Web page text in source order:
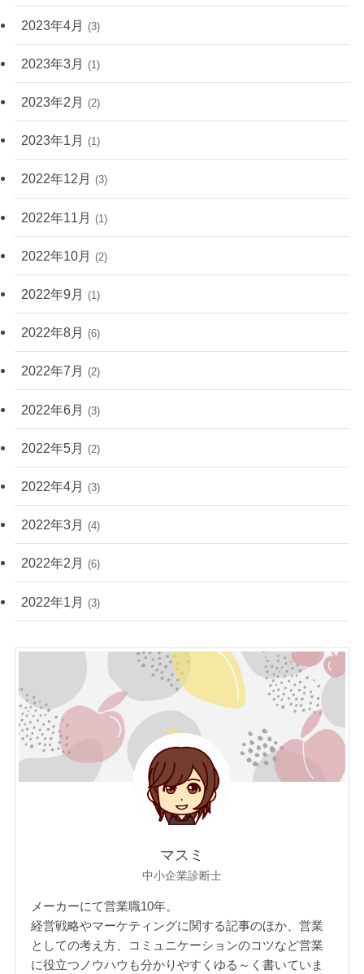
2023年4月 (3)
2023年3月 (1)
2023年2月 (2)
2023年1月 (1)
2022年12月 (3)
2022年11月 (1)
2022年10月 (2)
2022年9月 (1)
2022年8月 (6)
2022年7月 (2)
2022年6月 (3)
2022年5月 (2)
2022年4月 (3)
2022年3月 (4)
2022年2月 (6)
2022年1月 (3)
マスミ
中小企業診断士
メーカーにて営業職10年。
経営戦略やマーケティングに関する記事のほか、営業
としての考え方、コミュニケーションのコツなど営業
に役立つノウハウも分かりやすくゆる～く書いていま